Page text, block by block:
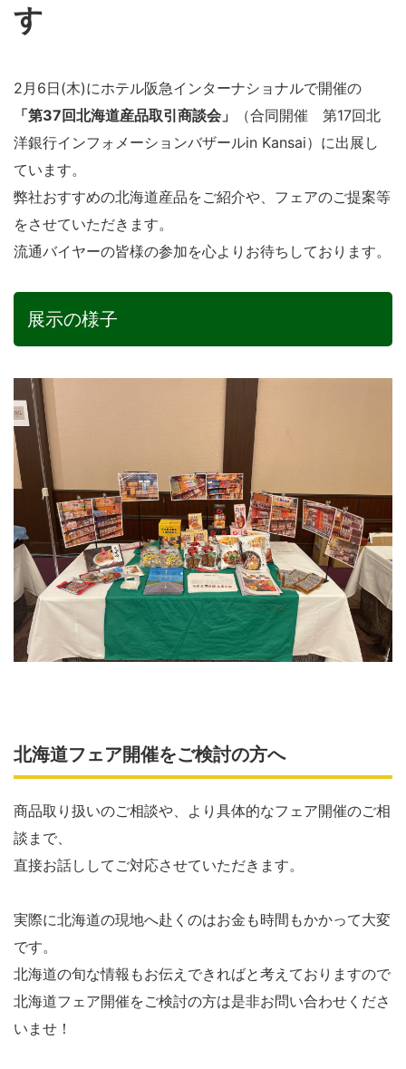
す
2月6日(木)にホテル阪急インターナショナルで開催の
「第37回北海道産品取引商談会」
（合同開催 第17回北
洋銀行インフォメーションバザールin Kansai）に出展し
ています。
弊社おすすめの北海道産品をご紹介や、フェアのご提案等
をさせていただきます。
流通バイヤーの皆様の参加を心よりお待ちしております。
展示の様子
北海道フェア開催をご検討の方へ
商品取り扱いのご相談や、より具体的なフェア開催のご相
談まで、
直接お話ししてご対応させていただきます。
実際に北海道の現地へ赴くのはお金も時間もかかって大変
です。
北海道の旬な情報もお伝えできればと考えておりますので
北海道フェア開催をご検討の方は是非お問い合わせくださ
いませ！